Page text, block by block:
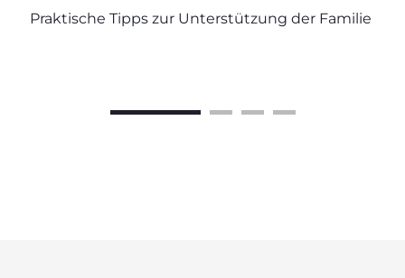
Praktische Tipps zur Unterstützung der Familie